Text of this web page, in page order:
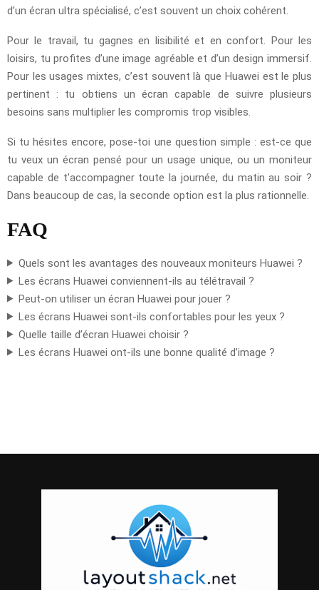
d’un écran ultra spécialisé, c’est souvent un choix cohérent.
Pour le travail, tu gagnes en lisibilité et en confort. Pour les
loisirs, tu profites d’une image agréable et d’un design immersif.
Pour les usages mixtes, c’est souvent là que Huawei est le plus
pertinent : tu obtiens un écran capable de suivre plusieurs
besoins sans multiplier les compromis trop visibles.
Si tu hésites encore, pose-toi une question simple : est-ce que
tu veux un écran pensé pour un usage unique, ou un moniteur
capable de t’accompagner toute la journée, du matin au soir ?
Dans beaucoup de cas, la seconde option est la plus rationnelle.
FAQ
Quels sont les avantages des nouveaux moniteurs Huawei ?
Les écrans Huawei conviennent-ils au télétravail ?
Peut-on utiliser un écran Huawei pour jouer ?
Les écrans Huawei sont-ils confortables pour les yeux ?
Quelle taille d’écran Huawei choisir ?
Les écrans Huawei ont-ils une bonne qualité d’image ?